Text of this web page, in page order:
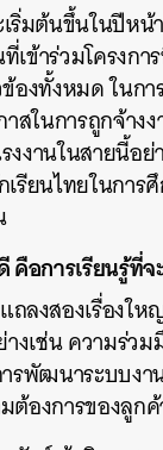
ริ่มต้นขึ้นในปีหน้
เข้าร่วมโครงก
องทั้งหมด ในก
สในการถูกจ้าง
งานในสายนี้อ
รียนไทยในการ
อการเรียนรู้ที่
ถลงสองเรื่องใ
งเช่น ความร่ว
รพัฒนาระบบง
องการของลูก